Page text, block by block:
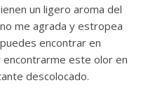
un ligero aroma del
me agrada y estropea
encontrar en
este olor en
descolocado.